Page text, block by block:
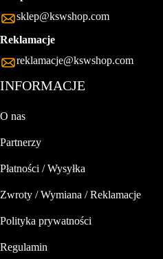
sklep@kswshop.com
Reklamacje
reklamacje@kswshop.com
INFORMACJE
O nas
Partnerzy
Płatności / Wysyłka
Zwroty / Wymiana / Reklamacje
Polityka prywatności
Regulamin